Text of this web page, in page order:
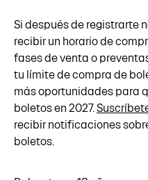
Si después de registrarte
recibir un horario de
fases de venta o
tu límite de compra de
más oportunidades para
boletos en 2027.
recibir notificaciones
boletos.